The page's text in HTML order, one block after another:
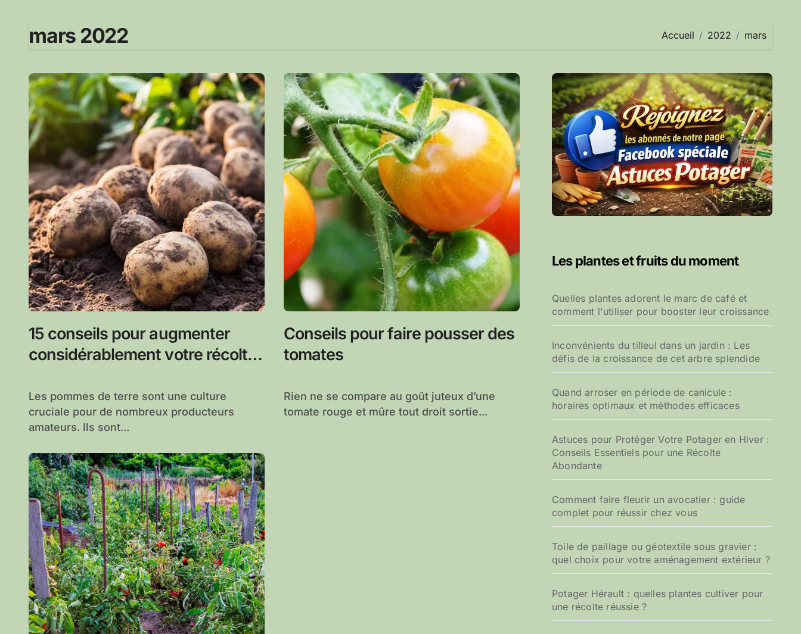
mars 2022 Accueil 2022 mars
15 conseils pour augmenter
considérablement votre récolte
Les pommes de terre sont une culture
cruciale pour de nombreux producteurs
amateurs. Ils sont...
Conseils pour faire pousser des
tomates
Rien ne se compare au goût juteux d’une
tomate rouge et mûre tout droit sortie...
Les plantes et fruits du moment
Quelles plantes adorent le marc de café et
comment l'utiliser pour booster leur croissance
Inconvénients du tilleul dans un jardin : Les
défis de la croissance de cet arbre splendide
Quand arroser en période de canicule :
horaires optimaux et méthodes efficaces
Astuces pour Protéger Votre Potager en Hiver :
Conseils Essentiels pour une Récolte
Abondante
Comment faire fleurir un avocatier : guide
complet pour réussir chez vous
Toile de paillage ou géotextile sous gravier :
quel choix pour votre aménagement extérieur ?
Potager Hérault : quelles plantes cultiver pour
une récolte réussie ?